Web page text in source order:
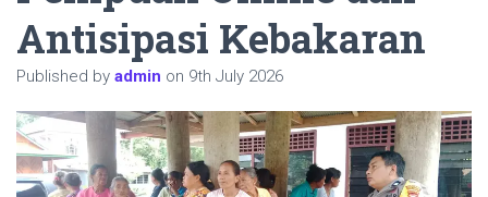
Antisipasi Kebakaran
Published by admin on 9th July 2026